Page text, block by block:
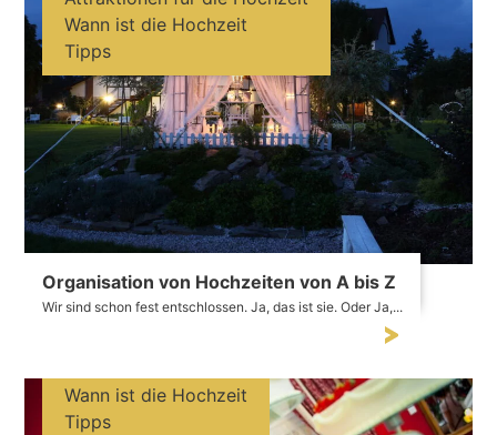
Organisation von Hochzeiten von A bis Z
Wir sind schon fest entschlossen. Ja, das ist sie. Oder Ja,...
Wann ist die Hochzeit
Tipps
Wann ist die Hochzeit
Tipps